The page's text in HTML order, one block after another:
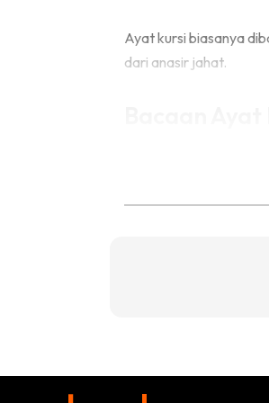
Ayat kursi biasanya
dari anasir jahat.